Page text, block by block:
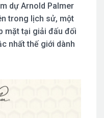
dự Arnold Palmer
trong lịch sử, một
mặt tại giải đấu đối
nhất thế giới dành